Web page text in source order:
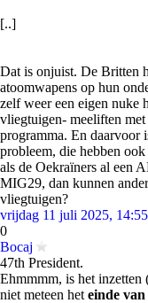
[..]
Dat is onjuist. De Britten
atoomwapens op hun
zelf weer een eigen nuke
vliegtuigen- meeliften
programma. En daarvoor
probleem, die hebben
als de Oekraïners al een
MIG29, dan kunnen
vliegtuigen?
vrijdag 11 juli 2025,
0
Bocaj
47th President.
Ehmmmm, is het
niet meteen het einde